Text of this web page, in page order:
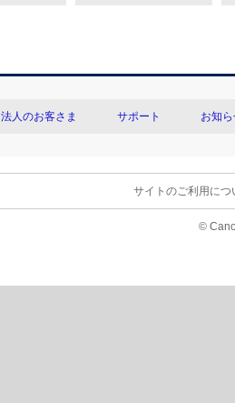
法人のお客さま サポート お知
サイトのご利用につ
©